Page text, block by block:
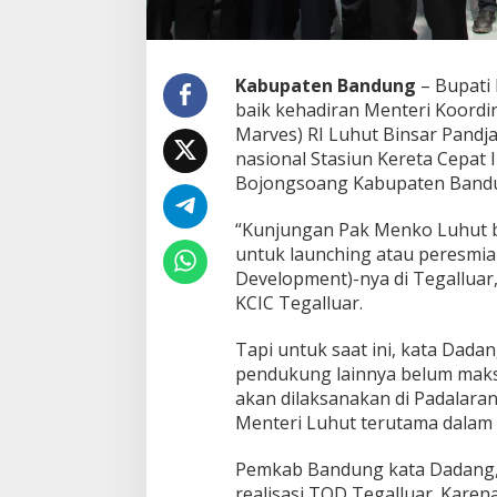
j
i
U
M
K
M
d
l
a
m
M
e
i
n
g
k
a
k
Kabupaten Bandung – Bupati
baik kehadiran Menteri
Marves) RI Luhut Binsar
nasional Stasiun Kereta Cepat
Bojongsoang Kabupaten
“Kunjungan Pak Menko
untuk launching atau
Development)-nya di
KCIC Tegalluar.
Tapi untuk saat ini, kata
pendukung lainnya belum
akan dilaksanakan di
Menteri Luhut terutama dalam
Pemkab Bandung kata